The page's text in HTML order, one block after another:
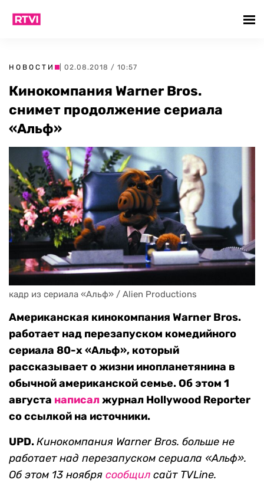
НОВОСТИ | 02.08.2018 / 10:57
Кинокомпания Warner Bros.
снимет продолжение сериала
«Альф»
кадр из сериала «Альф» / Alien Productions
Американская кинокомпания Warner Bros.
работает над перезапуском комедийного
сериала 80-х «Альф», который
рассказывает о жизни инопланетянина в
обычной американской семье. Об этом 1
августа написалжурнал Hollywood Reporter
со ссылкой на источники.
UPD.Кинокомпания Warner Bros. больше не
работает над перезапуском сериала «Альф».
Об этом 13 ноября сообщил сайт TVLine.